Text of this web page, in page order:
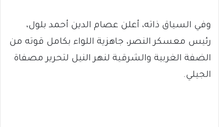
وفي السياق ذاته، أعلن عصام الدين أحمد بلول،
رئيس معسكر النصر، جاهزية اللواء بكامل قوته من
الضفة الغربية والشرقية لنهر النيل لتحرير مصفاة
الجيلي.